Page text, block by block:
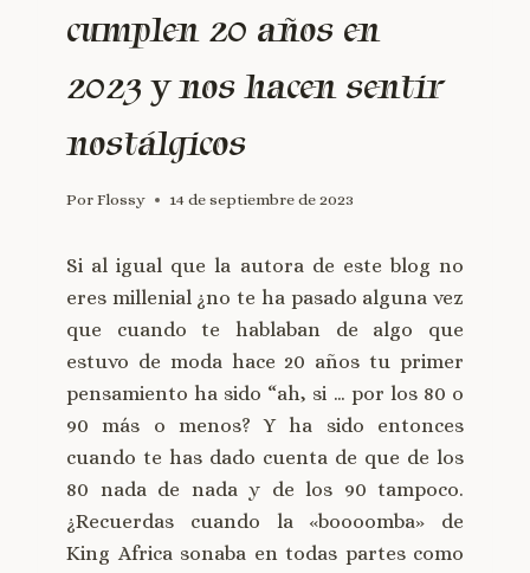
cumplen 20 años en
2023 y nos hacen sentir
nostálgicos
Por Flossy 14 de septiembre de 2023
Si al igual que la autora de este blog no
eres millenial ¿no te ha pasado alguna vez
que cuando te hablaban de algo que
estuvo de moda hace 20 años tu primer
pensamiento ha sido “ah, si … por los 80 o
90 más o menos? Y ha sido entonces
cuando te has dado cuenta de que de los
80 nada de nada y de los 90 tampoco.
¿Recuerdas cuando la «boooomba» de
King Africa sonaba en todas partes como